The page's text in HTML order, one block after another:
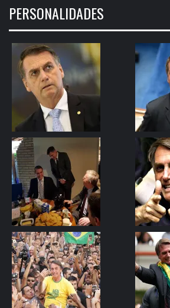
PERSONALIDADES